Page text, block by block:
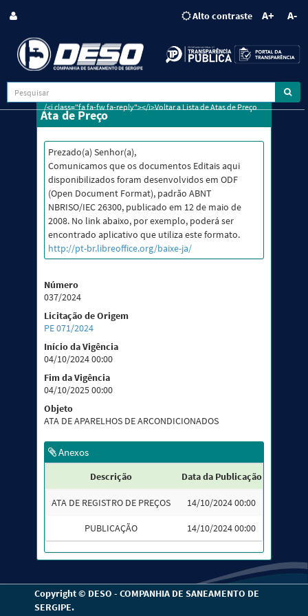
Alto contraste A+ A-
Ata de Preço
/<i class="fa fa-fw fa-reply"></i>Voltar a Lista de Atas de Preço
Prezado(a) Senhor(a),
Comunicamos que os documentos Editais aqui
disponibilizados foram desenvolvidos em ODF
(Open Document Format), padrão ABNT
NBRISO/IEC 26300, publicado em 12 de maio de
2008. No link abaixo, por exemplo, poderá ser
encontrado aplicativo que utiliza este formato.
http://pt-br.libreoffice.org/baixe-ja/
Número
037/2024
Licitação de Origem
PE 071/2024
Início da Vigência
04/10/2024 00:00
Fim da Vigência
04/10/2025 00:00
Objeto
ATA DE APARELHOS DE ARCONDICIONADOS
Anexos
Descrição Data da Publicação
ATA DE REGISTRO DE PREÇOS 14/10/2024 00:00
PUBLICAÇÃO 14/10/2024 00:00
Copyright © DESO - COMPANHIA DE SANEAMENTO DE
SERGIPE.